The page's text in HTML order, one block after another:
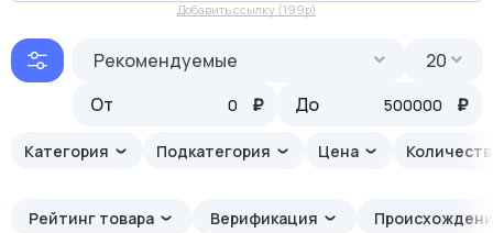
Добавить ссылку (199p)
Рекомендуемые
От
₽ До ₽
20
Категория Подкатегория Цена
Рейтинг товара Верификация